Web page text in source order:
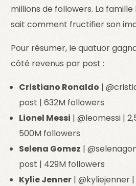
millions de followers. La
sait comment fructifier son
Pour résumer, le quatuor
côté revenus par post :
Cristiano Ronaldo |
post | 632M followers
Lionel Messi | @leomessi |
500M followers
Selena Gomez |
post | 429M followers
Kylie Jenner | @kyliejenner